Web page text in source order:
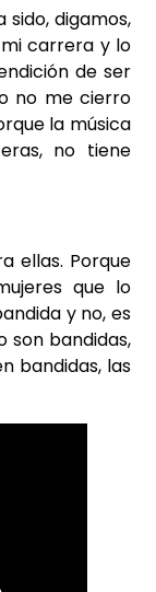
digamos,
carrera y lo
de ser
no me cierro
la música
no tiene
ellas. Porque
que lo
y no, es
son bandidas,
bandidas, las